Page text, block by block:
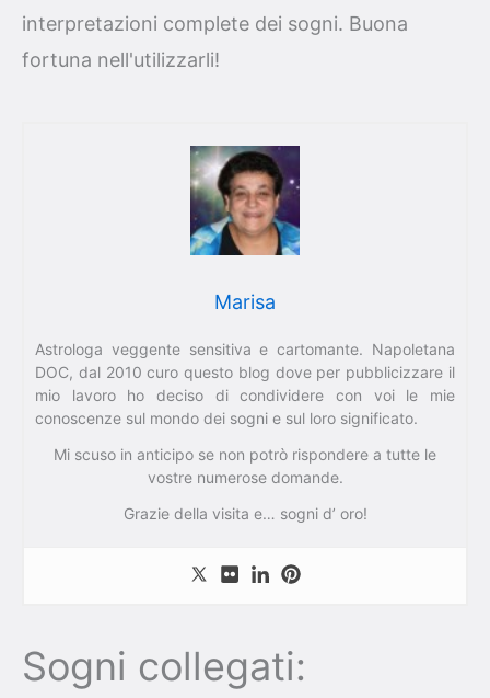
interpretazioni complete dei sogni. Buona
fortuna nell'utilizzarli!
Marisa
Astrologa veggente sensitiva e cartomante. Napoletana
DOC, dal 2010 curo questo blog dove per pubblicizzare il
mio lavoro ho deciso di condividere con voi le mie
conoscenze sul mondo dei sogni e sul loro significato.
Mi scuso in anticipo se non potrò rispondere a tutte le
vostre numerose domande.
Grazie della visita e… sogni d’ oro!
Sogni collegati: